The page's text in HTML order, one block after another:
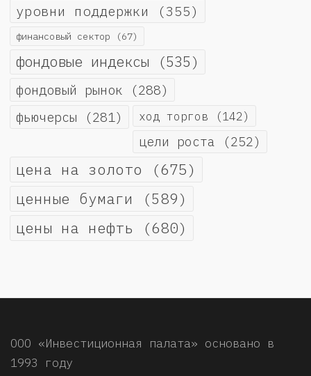
уровни поддержки (355)
финансовый сектор (67)
фондовые индексы (535)
фондовый рынок (288)
фьючерсы (281) ход торгов (142)
цели роста (252)
цена на золото (675)
ценные бумаги (589)
цены на нефть (680)
ООО «Инвестиционная палата» основано в
1993 году